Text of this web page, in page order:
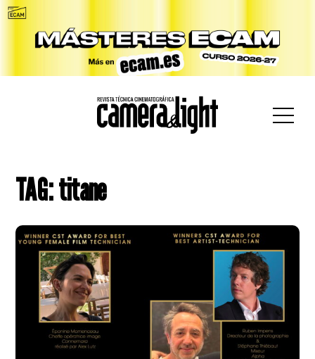
TAG: titane